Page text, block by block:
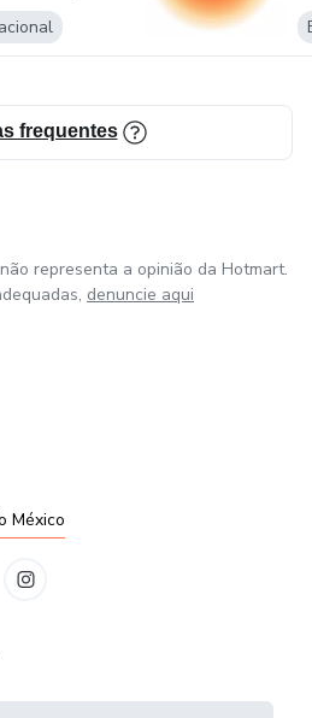
frequentes
representa a opinião da Hotmart.
denuncie aqui
México